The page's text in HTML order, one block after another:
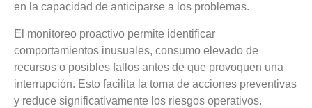
en la capacidad de anticiparse a los problemas.
El monitoreo proactivo permite identificar
comportamientos inusuales, consumo elevado de
recursos o posibles fallos antes de que provoquen una
interrupción. Esto facilita la toma de acciones preventivas
y reduce significativamente los riesgos operativos.